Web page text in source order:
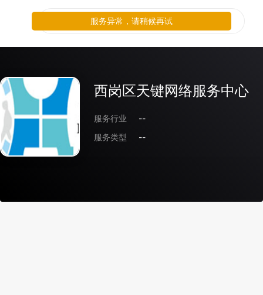
西岗区天键网络服务中心
服务行业
--
服务类型
--
服务异常，请稍候再试